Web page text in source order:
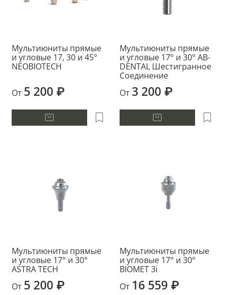
Мультиюниты прямые
и угловые 17, 30 и 45°
NEOBIOTECH
От 5 200 ₽
Мультиюниты прямые
и угловые 17° и 30° AB-
DENTAL Шестигранное
Соединение
От 3 200 ₽
Мультиюниты прямые
и угловые 17° и 30°
ASTRA TECH
От 5 200 ₽
Мультиюниты прямые
и угловые 17° и 30°
BIOMET 3i
От 16 559 ₽